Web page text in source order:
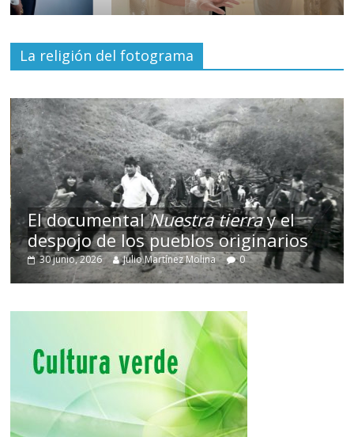
La religión del fotograma
El documentalNuestra tierray el
despojo de los pueblos originarios
30 junio, 2026 Julio Martínez Molina 0